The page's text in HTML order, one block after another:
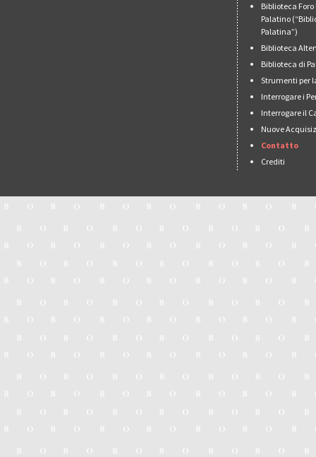
Biblioteca
Palatino
Palatina”)
Biblioteca
Biblioteca di
Strumenti per
Interrogare i
Interrogare il
Nuove
Contatto
Crediti